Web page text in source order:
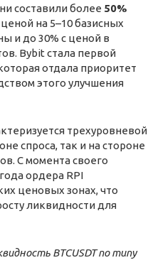
составили более 50%
ценой на 5–10 базисных
и до 30% с ценой в
Bybit стала первой
отдала приоритет
этого улучшения
трехуровневой
спроса, так и на стороне
С момента своего
ордера RPI
ценовых зонах, что
ликвидности для
BTCUSDT по типу